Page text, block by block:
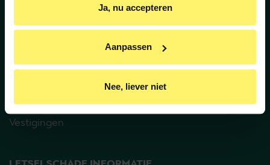
onze website en via e-mails te kunnen geven
Youtube-video’s te kunnen bekijken
Relevante aanbiedingen van BrandMR op andere sites
Door op ‘Ja, nu accepteren’ te klikken ga je akkoord met
het plaatsen van deze cookies.
Ja, nu accepteren
Aanpassen
Nee, liever niet
Contact
Vestigingen